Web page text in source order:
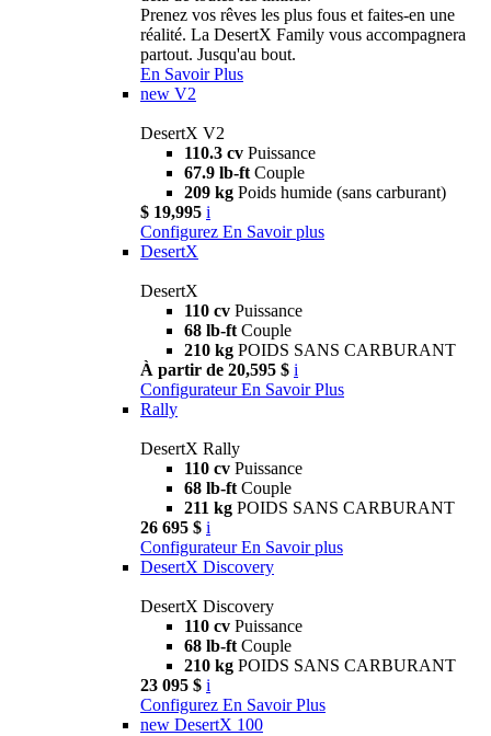
Prenez vos rêves les plus fous et faites-en une
réalité. La DesertX Family vous accompagnera
partout. Jusqu'au bout.
En Savoir Plus
new V2
DesertX V2
110.3 cv Puissance
67.9 lb-ft Couple
209 kg Poids humide (sans carburant)
$ 19,995 i
Configurez En Savoir plus
DesertX
DesertX
110 cv Puissance
68 lb-ft Couple
210 kg POIDS SANS CARBURANT
À partir de 20,595 $ i
Configurateur En Savoir Plus
Rally
DesertX Rally
110 cv Puissance
68 lb-ft Couple
211 kg POIDS SANS CARBURANT
26 695 $ i
Configurateur En Savoir plus
DesertX Discovery
DesertX Discovery
110 cv Puissance
68 lb-ft Couple
210 kg POIDS SANS CARBURANT
23 095 $ i
Configurez En Savoir Plus
new DesertX 100